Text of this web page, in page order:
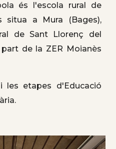
és l'escola rural de
situa a Mura (Bages),
de Sant Llorenç del
de la ZER Moianès
les etapes d'Educació